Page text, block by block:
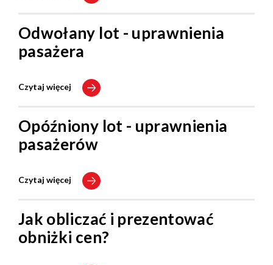
Odwołany lot - uprawnienia
pasażera
Czytaj więcej
Opóźniony lot - uprawnienia
pasażerów
Czytaj więcej
Jak obliczać i prezentować
obniżki cen?